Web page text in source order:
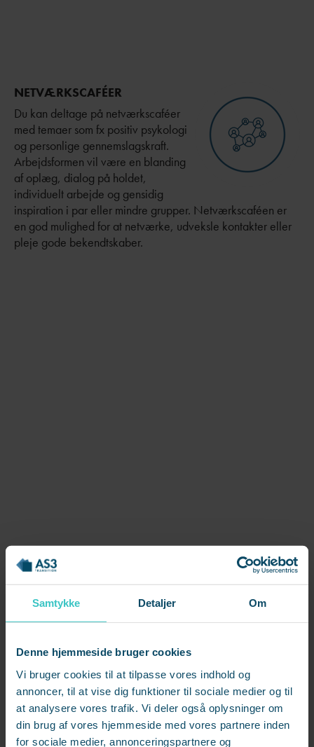
Samtykke Detaljer Om
Denne hjemmeside bruger cookies
Vi bruger cookies til at tilpasse vores indhold og
annoncer, til at vise dig funktioner til sociale medier og til
at analysere vores trafik. Vi deler også oplysninger om
din brug af vores hjemmeside med vores partnere inden
for sociale medier, annonceringspartnere og
NETVÆRKSCAFÉER
Du kan deltage på netværkscaféer
med temaer som fx positiv psykologi
og personlige gennemslagskraft.
Arbejdsformen vil være en blanding
af oplæg, dialog på holdet,
individuelt arbejde og gensidig
inspiration i par eller mindre grupper. Netværkscaféen er
en god mulighed for at netværke, udveksle kontakter eller
pleje gode bekendtskaber.
Netværk giver jobs - og mere end
det
I modsætning til tidligere, hvor langt de fleste stillinger blev
Det betyder også at ved at kortlægge og udnytte sit
netværk, vil der pludselig opstå langt flere jobmuligheder.
Du skal ikke nødvendigvis tænke på personerne i dit
netværk, som personer der direkte skal hjælpe dig videre i
job. Men et godt netværk er med til at skabe nye